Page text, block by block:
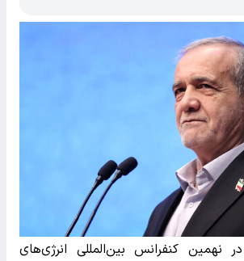
نهمین کنفرانس بین‌المللی انرژی‌های